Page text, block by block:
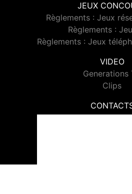
JEUX
Règlements : Jeux
Règlements :
Règlements : Jeux
VIDEO
Generations
Clips
Contacter